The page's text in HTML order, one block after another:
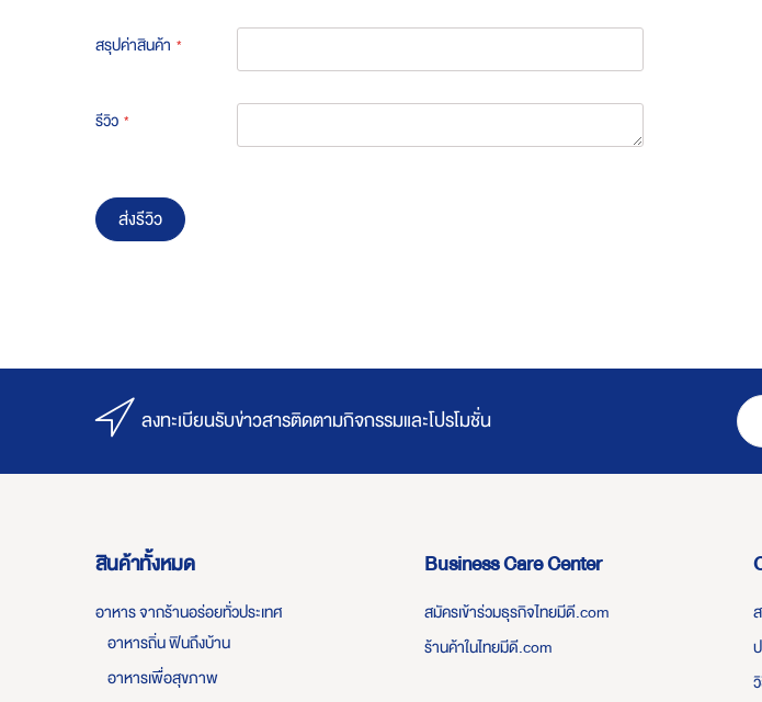
สรุปค่าสินค้า
รีวิว
ส่งรีวิว
ลงทะเบียนรับข่าวสารติดตามกิจกรรมและโปรโมชั่น
สินค้าทั้งหมด
อาหาร จากร้านอร่อยทั่วประเทศ
อาหารถิ่น ฟินถึงบ้าน
อาหารเพื่อสุขภาพ
Business Care Center
สมัครเข้าร่วมธุรกิจไทยมีดี.com
ร้านค้าในไทยมีดี.com